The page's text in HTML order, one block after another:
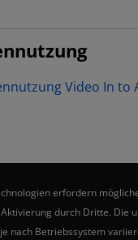
Video In to
erfordern
durch Dritte. Die
nach Betriebssystem